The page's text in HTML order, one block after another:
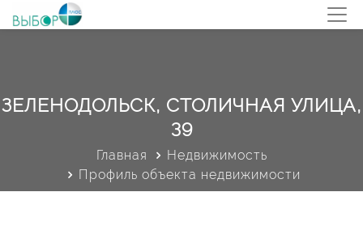
ЗЕЛЕНОДОЛЬСК, СТОЛИЧНАЯ УЛИЦА,
39
Главная
Недвижимость
Профиль объекта недвижимости